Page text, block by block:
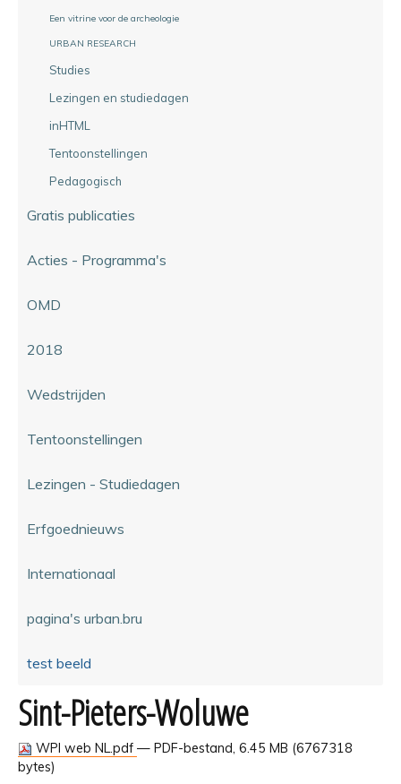
Een vitrine voor de archeologie
URBAN RESEARCH
Studies
Lezingen en studiedagen
inHTML
Tentoonstellingen
Pedagogisch
Gratis publicaties
Acties - Programma's
OMD
2018
Wedstrijden
Tentoonstellingen
Lezingen - Studiedagen
Erfgoednieuws
Internationaal
pagina's urban.bru
test beeld
Sint-Pieters-Woluwe
WPI web NL.pdf — PDF-bestand, 6.45 MB (6767318
bytes)